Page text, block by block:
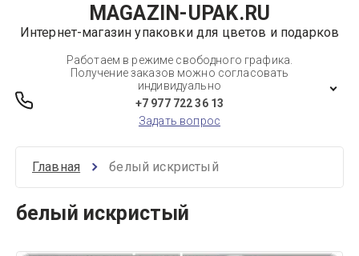
MAGAZIN-UPAK.RU
Интернет-магазин упаковки для цветов и подарков
Работаем в режиме свободного графика.
Получение заказов можно согласовать
индивидуально
+7 977 722 36 13
Задать вопрос
Главная белый искристый
белый искристый